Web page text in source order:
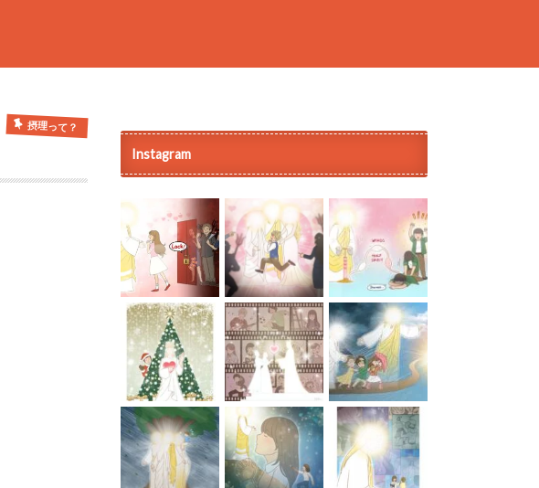
摂理って？
Instagram